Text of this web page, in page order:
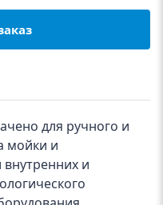
для ручного и
мойки и
и